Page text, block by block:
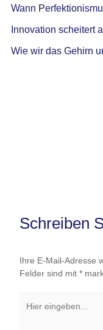
Wann
Innovation scheitert
Wie wir das Gehirn
Schreiben
Ihre E-Mail-Adresse
Felder sind mit *
eingeben…